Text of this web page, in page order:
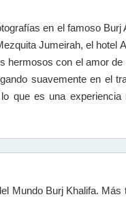
en el famoso Burj
Jumeirah, el hotel
hermosos con el amor de
suavemente en el
que es una experiencia
Mundo Burj Khalifa. Más